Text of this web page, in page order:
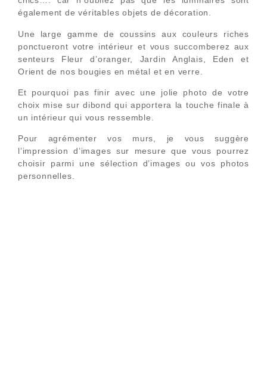
également de véritables objets de décoration.
Une large gamme de coussins aux couleurs riches
ponctueront votre intérieur et vous succomberez aux
senteurs Fleur d’oranger, Jardin Anglais, Eden et
Orient de nos bougies en métal et en verre.
Et pourquoi pas finir avec une jolie photo de votre
choix mise sur dibond qui apportera la touche finale à
un intérieur qui vous ressemble.
Pour agrémenter vos murs, je vous suggère
l’impression d’images sur mesure que vous pourrez
choisir parmi une sélection d’images ou vos photos
personnelles.